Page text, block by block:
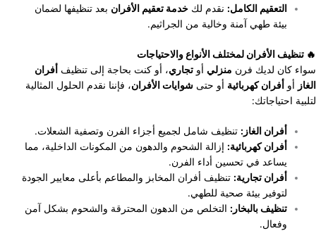
التعقيم الكامل: نقدم لكخدمة تعقيم الأفران بعد تنظيفها لضمان
بيئة طهي آمنة وخالية من الجراثيم.
🔥 تنظيف الأفران لمختلف الأنواع والاحتياجات
سواء كان لديك فرن منزلي أو تجاري، أو كنت بحاجة إلى تنظيف أفران
الغاز أو أفران كهربائية أو حتى شوايات الأفران، فإننا نقدم الحلول المثالية
لتلبية احتياجاتك:
أفران الغاز: تنظيف شامل لجميع أجزاء الفرن وتصفية الشعلات.
أفران كهربائية: إزالة الشحوم والدهون من المكونات الداخلية، مما
يساعد في تحسين أداء الفرن.
أفران تجارية: تنظيف أفران المخابز والمطاعم بأعلى معايير الجودة
لتوفير بيئة صحية للطهي.
تنظيف بالبخار: التخلص من الدهون المحترقة والشحوم بشكل آمن
وفعال.